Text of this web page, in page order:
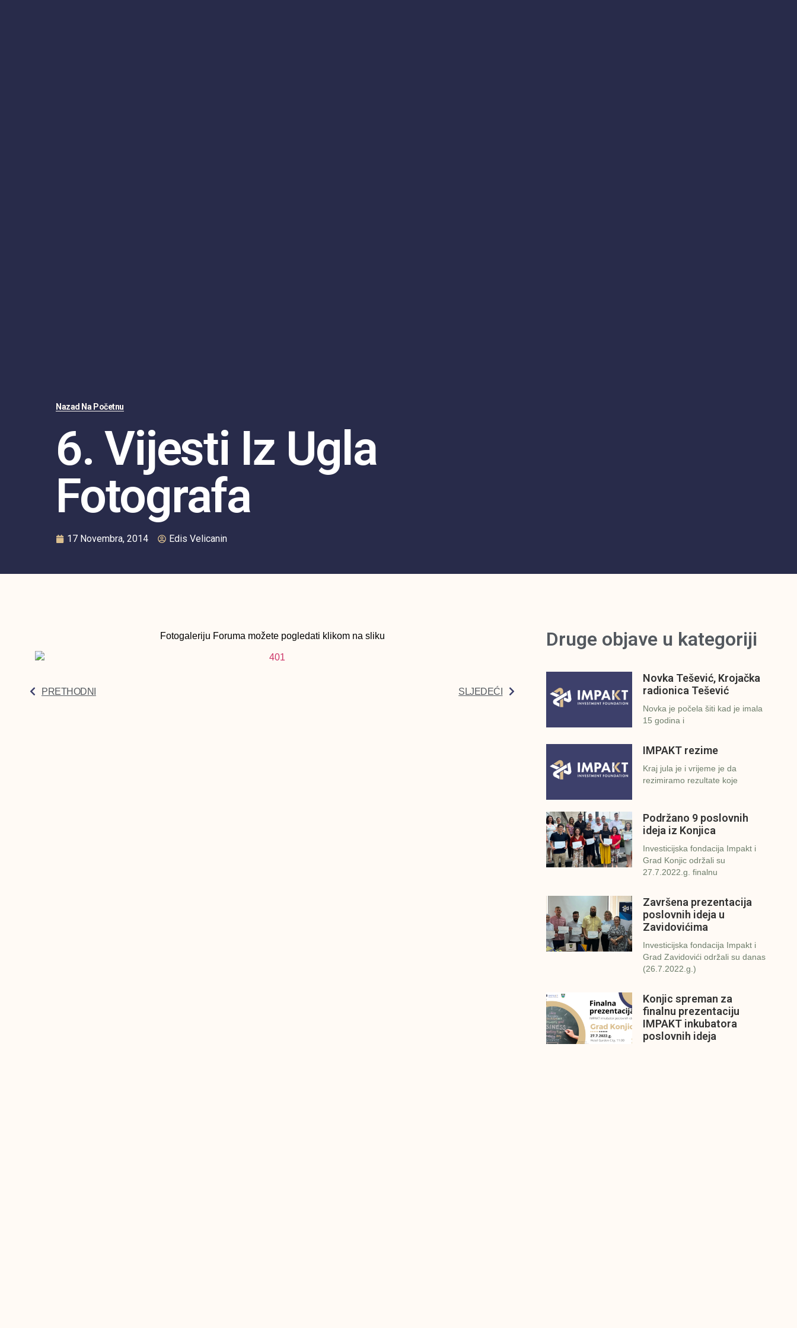
Nazad Na Početnu
6. Vijesti Iz Ugla
Fotografa
17 Novembra, 2014 Edis Velicanin
Fotogaleriju Foruma možete pogledati klikom na sliku
PRETHODNI SLJEDEĆI
Druge objave u kategoriji
Novka Tešević, Krojačka
radionica Tešević
Novka je počela šiti kad je imala
15 godina i
IMPAKT rezime
Kraj jula je i vrijeme je da
rezimiramo rezultate koje
Podržano 9 poslovnih
ideja iz Konjica
Investicijska fondacija Impakt i
Grad Konjic održali su
27.7.2022.g. finalnu
Završena prezentacija
poslovnih ideja u
Zavidovićima
Investicijska fondacija Impakt i
Grad Zavidovići održali su danas
(26.7.2022.g.)
Konjic spreman za
finalnu prezentaciju
IMPAKT inkubatora
poslovnih ideja